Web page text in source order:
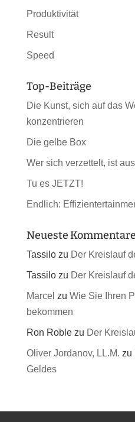
Produktivität
Result
Speed
Top-Beiträge
Die Kunst, sich auf das
konzentrieren
Die gelbe Box
Wer sich verzettelt, ist
Tu es JETZT!
Endlich:
Neueste Kommentare
Tassilozu Der Kreislauf
Tassilozu Der Kreislauf
Marcel zu Wie Sie Ihren
bekommen
Ron Roblezu Der
Oliver Jordanov, LL.M. zu
Geldes